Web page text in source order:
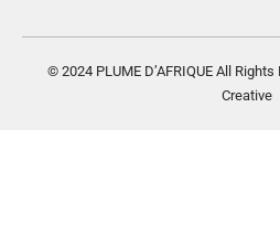
© 2024 PLUME D’AFRIQUE All
Creative